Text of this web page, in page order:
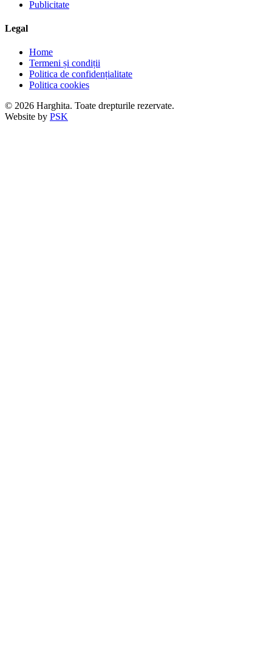
Publicitate
Legal
Home
Termeni și condiții
Politica de confidențialitate
Politica cookies
© 2026 Harghita. Toate drepturile rezervate.
Website by PSK